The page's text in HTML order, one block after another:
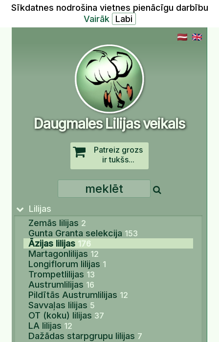
Sīkdatnes nodrošina vietnes pienācīgu darbību
Vairāk
Daugmales Lilijas veikals
Patreiz grozs
ir tukšs...
Lilijas
Zemās lilijas 2
Gunta Granta selekcija 153
Āzijas lilijas 176
Martagonlilijas 12
Longiflorum lilijas 1
Trompetlilijas 13
Austrumlilijas 16
Pildītās Austrumlilijas 12
Savvaļas lilijas 5
OT (koku) lilijas 37
LA lilijas 12
Dažādas starpgrupu lilijas 7